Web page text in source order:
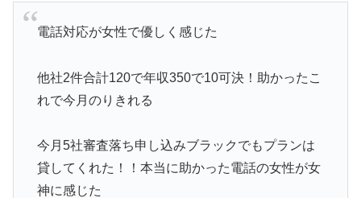
電話対応が女性で優しく感じた
他社2件合計120で年収350で10可決！助かったこ
れで今月のりきれる
今月5社審査落ち申し込みブラックでもプランは
貸してくれた！！本当に助かった電話の女性が女
神に感じた